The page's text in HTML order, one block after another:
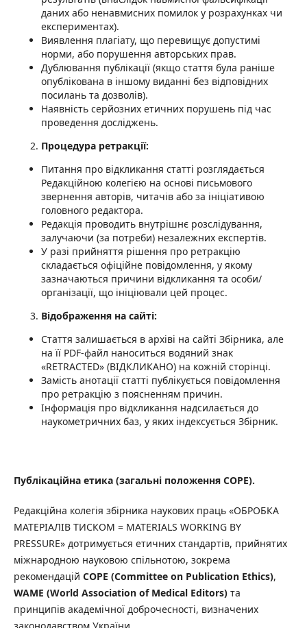
даних або ненавмисних помилок у розрахунках чи
експериментах).
Виявлення плагіату, що перевищує допустимі
норми, або порушення авторських прав.
Дублювання публікації (якщо стаття була раніше
опублікована в іншому виданні без відповідних
посилань та дозволів).
Наявність серйозних етичних порушень під час
проведення досліджень.
Процедура ретракції:
Питання про відкликання статті розглядається
Редакційною колегією на основі письмового
звернення авторів, читачів або за ініціативою
головного редактора.
Редакція проводить внутрішнє розслідування,
залучаючи (за потреби) незалежних експертів.
У разі прийняття рішення про ретракцію
складається офіційне повідомлення, у якому
зазначаються причини відкликання та особи/
організації, що ініціювали цей процес.
Відображення на сайті:
Стаття залишається в архіві на сайті Збірника, але
на її PDF-файл наноситься водяний знак
«RETRACTED» (ВІДКЛИКАНО) на кожній сторінці.
Замість анотації статті публікується повідомлення
про ретракцію з поясненням причин.
Інформація про відкликання надсилається до
наукометричних баз, у яких індексується Збірник.
Публікаційна етика (загальні положення COPE).
Редакційна колегія збірника наукових праць «ОБРОБКА
МАТЕРІАЛІВ ТИСКОМ = MATERIALS WORKING BY
PRESSURE» дотримується етичних стандартів, прийнятих
міжнародною науковою спільнотою, зокрема
рекомендацій COPE (Committee on Publication Ethics),
WAME (World Association of Medical Editors)та
принципів академічної доброчесності, визначених